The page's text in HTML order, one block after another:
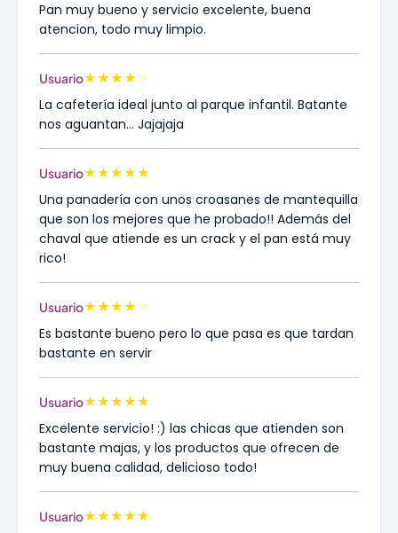
Pan muy bueno y servicio excelente, buena
atencion, todo muy limpio.
Usuario★★★★ ★
La cafetería ideal junto al parque infantil. Batante
nos aguantan... Jajajaja
Usuario★★★★★
Una panadería con unos croasanes de mantequilla
que son los mejores que he probado!! Además del
chaval que atiende es un crack y el pan está muy
rico!
Usuario★★★★ ★
Es bastante bueno pero lo que pasa es que tardan
bastante en servir
Usuario★★★★★
Excelente servicio! :) las chicas que atienden son
bastante majas, y los productos que ofrecen de
muy buena calidad, delicioso todo!
Usuario★★★★★